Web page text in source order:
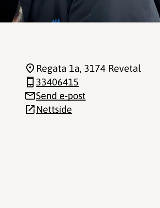
Regata 1a, 3174 Revetal
33406415
Send e-post
Nettside